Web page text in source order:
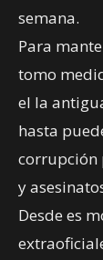
semana.
Para
tomo
el la
hasta
corrupción
y
Desde es